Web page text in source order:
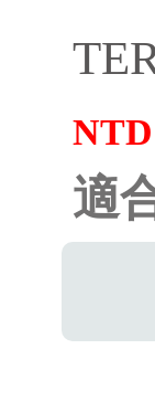
NTD
適